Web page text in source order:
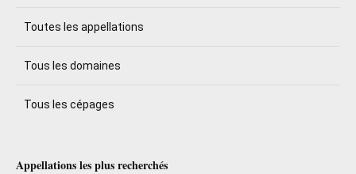
Toutes les appellations
Tous les domaines
Tous les cépages
Appellations les plus recherchés